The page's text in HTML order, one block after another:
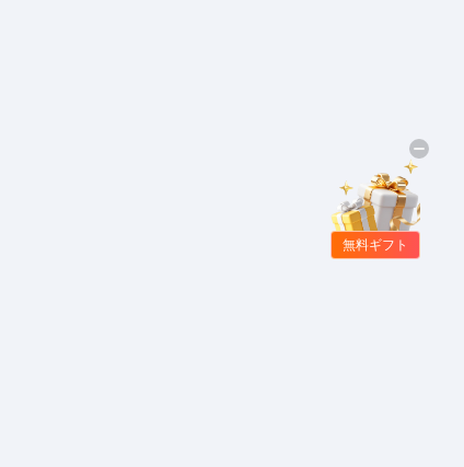
無料ギフト